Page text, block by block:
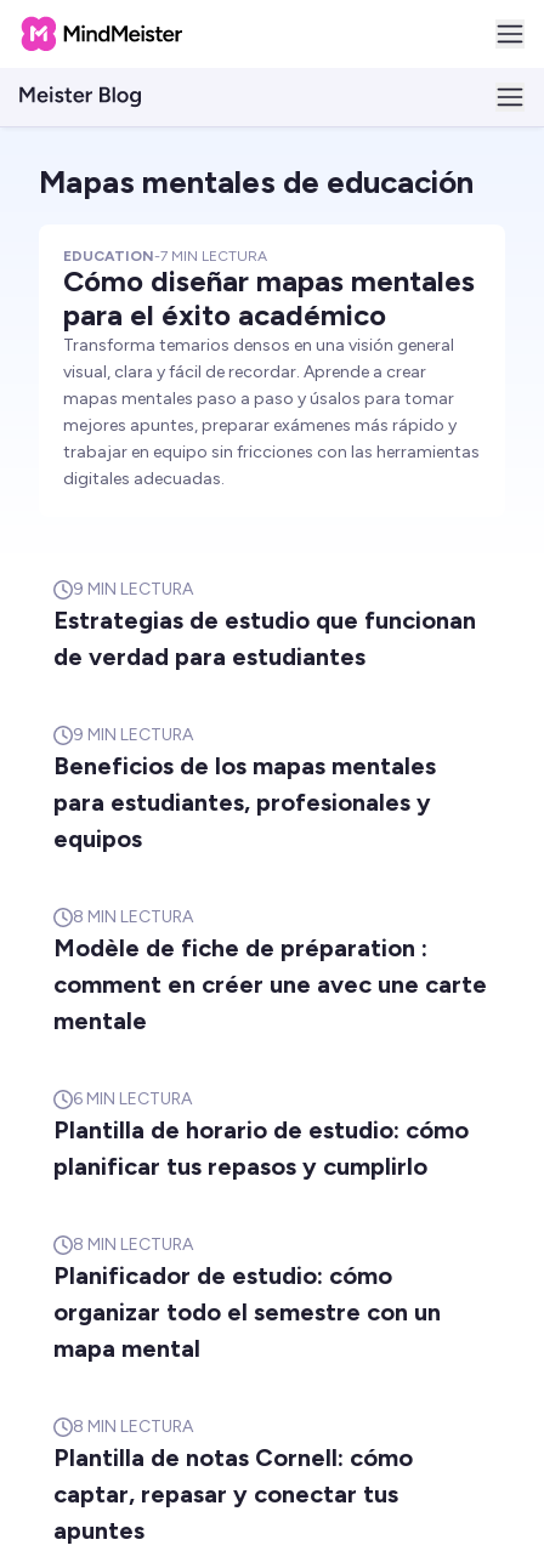
Mapas mentales de educación
EDUCATION-7 MIN LECTURA
Cómo diseñar mapas mentales
para el éxito académico
Transforma temarios densos en una visión general
visual, clara y fácil de recordar. Aprende a crear
mapas mentales paso a paso y úsalos para tomar
mejores apuntes, preparar exámenes más rápido y
trabajar en equipo sin fricciones con las herramientas
digitales adecuadas.
9 MIN LECTURA
Estrategias de estudio que funcionan
de verdad para estudiantes
9 MIN LECTURA
Beneficios de los mapas mentales
para estudiantes, profesionales y
equipos
8 MIN LECTURA
Modèle de fiche de préparation :
comment en créer une avec une carte
mentale
6 MIN LECTURA
Plantilla de horario de estudio: cómo
planificar tus repasos y cumplirlo
8 MIN LECTURA
Planificador de estudio: cómo
organizar todo el semestre con un
mapa mental
8 MIN LECTURA
Plantilla de notas Cornell: cómo
captar, repasar y conectar tus
apuntes